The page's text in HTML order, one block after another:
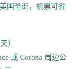
国圣诞，机票可省
）
或 Corona 周边公